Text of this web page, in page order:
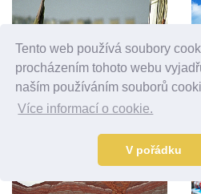
Tento web používá soubory
procházením tohoto webu
naším používáním souborů
Více informací o cookie.
V pořádku